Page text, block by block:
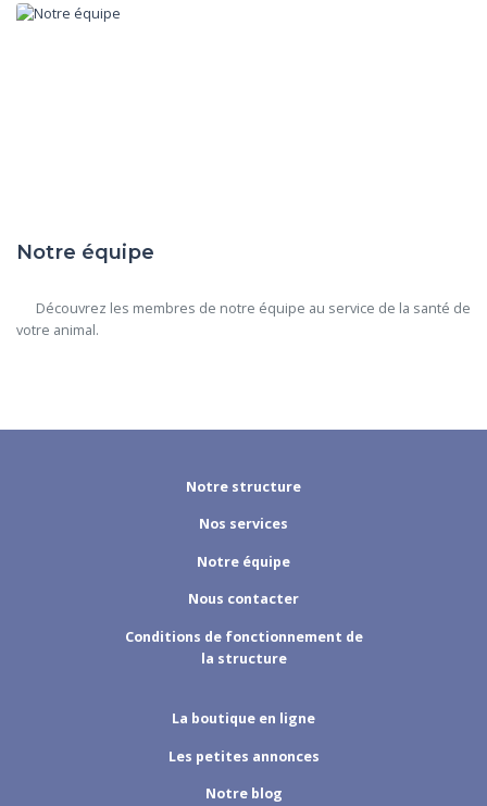
Notre équipe
votre animal.
Notre structure
Nos services
Notre équipe
Nous contacter
Conditions de fonctionnement de
la structure
La boutique en ligne
Les petites annonces
Notre blog